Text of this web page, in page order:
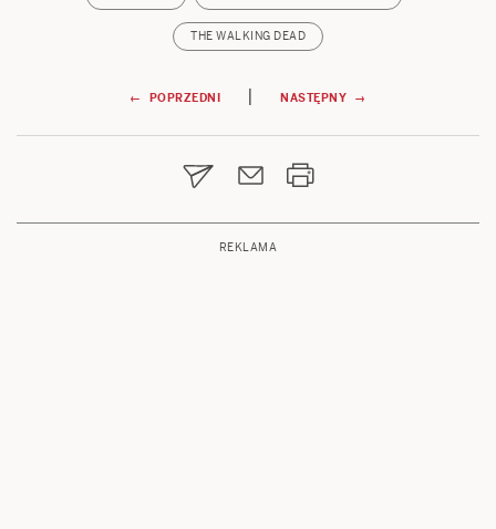
THE WALKING DEAD
Nawigacja
wpisu
← POPRZEDNI | NASTĘPNY →
REKLAMA